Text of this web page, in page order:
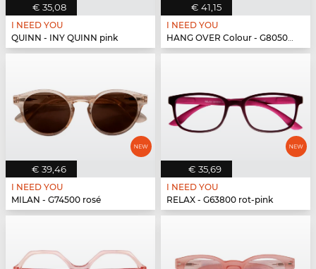
€ 35,08
I NEED YOU
QUINN - INY QUINN pink
€ 41,15
I NEED YOU
HANG OVER Colour - G80500 pink
€ 39,46
I NEED YOU
MILAN - G74500 rosé
€ 35,69
I NEED YOU
RELAX - G63800 rot-pink